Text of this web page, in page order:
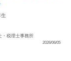
・税理士事務所
2026/06/05